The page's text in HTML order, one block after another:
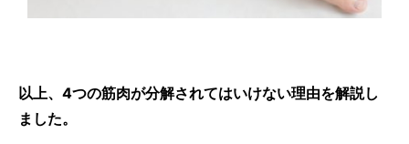
以上、4つの筋肉が分解されてはいけない理由を解説し
ました。